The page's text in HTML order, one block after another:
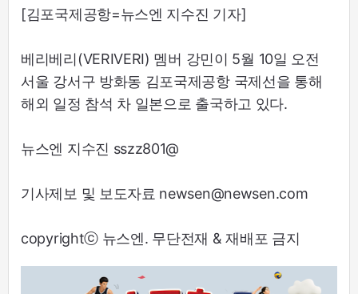
[김포국제공항=뉴스엔 지수진 기자]
베리베리(VERIVERI) 멤버 강민이 5월 10일 오전
서울 강서구 방화동 김포국제공항 국제선을 통해
해외 일정 참석 차 일본으로 출국하고 있다.
뉴스엔 지수진 sszz801@
기사제보 및 보도자료 newsen@newsen.com
copyrightⓒ 뉴스엔. 무단전재 & 재배포 금지